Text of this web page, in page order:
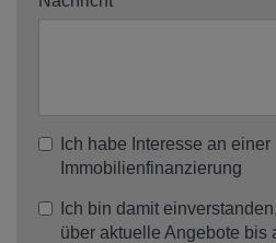
Ich habe Interesse an einer
Immobilienfinanzierung
Ich bin damit
über aktuelle Angebote bis